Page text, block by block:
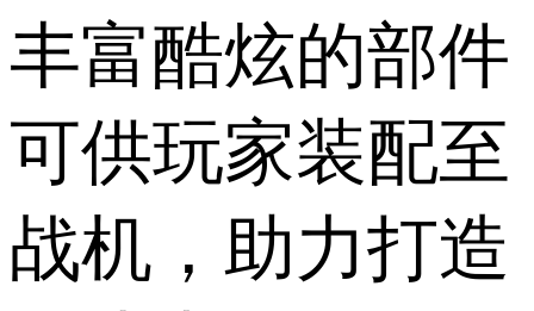
丰富酷炫的部件
可供玩家装配至
战机，助力打造